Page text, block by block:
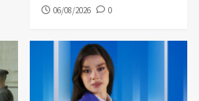
06/08/2026 0